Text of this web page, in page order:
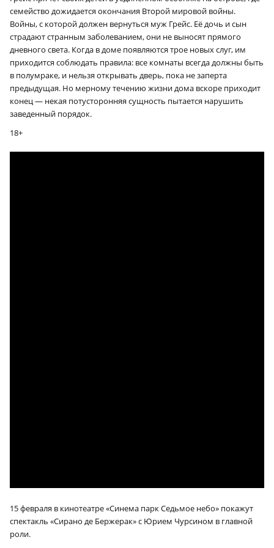
семейство дожидается окончания Второй мировой войны.
Войны, с которой должен вернуться муж Грейс. Её дочь и сын
страдают странным заболеванием, они не выносят прямого
дневного света. Когда в доме появляются трое новых слуг, им
приходится соблюдать правила: все комнаты всегда должны быть
в полумраке, и нельзя открывать дверь, пока не заперта
предыдущая. Но мерному течению жизни дома вскоре приходит
конец — некая потусторонняя сущность пытается нарушить
заведенный порядок.
18+
15 февраля в кинотеатре «Синема парк Седьмое небо» покажут
спектакль «Сирано де Бержерак» с Юрием Чурсином в главной
роли.